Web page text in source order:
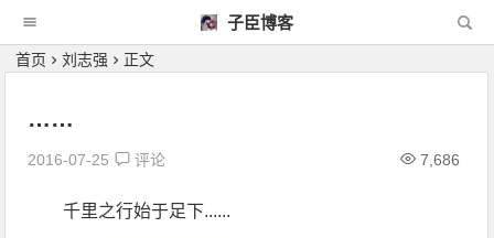
子臣博客
首页 刘志强 正文
……
2016-07-25 评论 7,686
千里之行始于足下......